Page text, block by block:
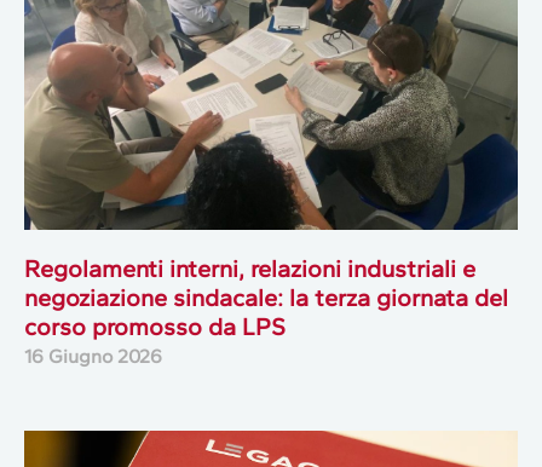
Regolamenti interni, relazioni industriali e
negoziazione sindacale: la terza giornata del
corso promosso da LPS
16 Giugno 2026